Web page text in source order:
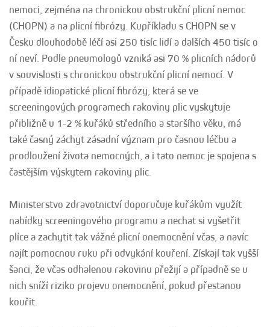
nemoci, zejména na chronickou obstrukční plicní nemoc
(CHOPN) a na plicní fibrózy. Kupříkladu s CHOPN se v
Česku dlouhodobě léčí asi 250 tisíc lidí a dalších 450 tisíc o
ní neví. Podle pneumologů vzniká asi 70 % plicních nádorů
v souvislosti s chronickou obstrukční plicní nemocí. V
případě idiopatické plicní fibrózy, která se ve
screeningových programech rakoviny plic vyskytuje
přibližně u 1-2 % kuřáků středního a staršího věku, má
také časný záchyt zásadní význam pro časnou léčbu a
prodloužení života nemocných, a i tato nemoc je spojena s
častějším výskytem rakoviny plic.
Ministerstvo zdravotnictví doporučuje kuřákům využít
nabídky screeningového programu a nechat si vyšetřit
plíce a zachytit tak vážné plicní onemocnění včas, a navíc
najít pomocnou ruku při odvykání kouření. Získají tak vyšší
šanci, že včas odhalenou rakovinu přežijí a případně se u
nich sníží riziko projevu onemocnění, pokud přestanou
kouřit.